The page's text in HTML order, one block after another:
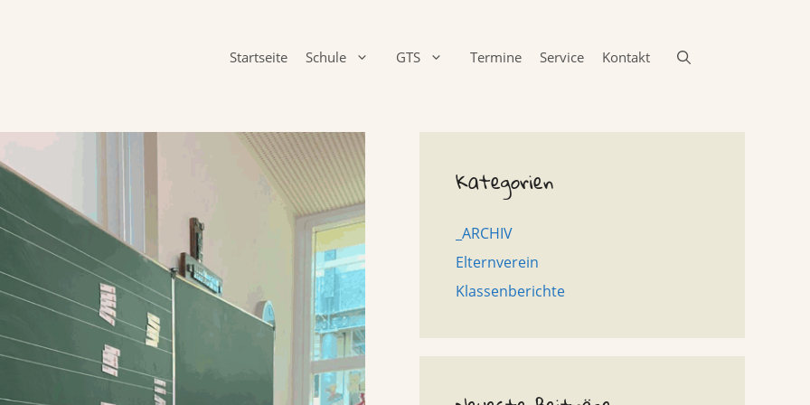
Startseite Schule GTS Termine Service Kontakt
Kategorien
_ARCHIV
Elternverein
Klassenberichte